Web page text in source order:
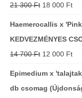
21 300Ft 18 000 Ft
Haemerocallis x
KEDVEZMÉNYES
14 700Ft 12 000 Ft
Epimedium x
db csomag